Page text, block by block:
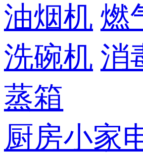
油烟机 燃
洗碗机 消
蒸箱
厨房小家